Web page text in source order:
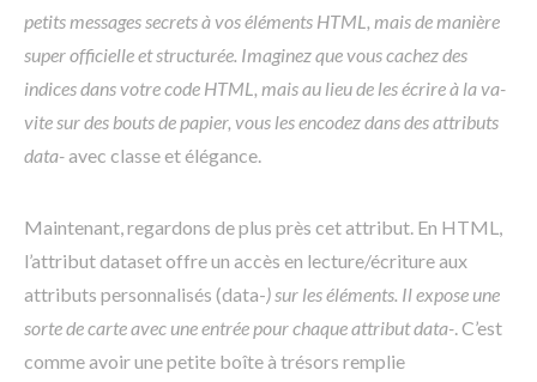
petits messages secrets à vos éléments HTML, mais de manière
super officielle et structurée. Imaginez que vous cachez des
indices dans votre code HTML, mais au lieu de les écrire à la va-
vite sur des bouts de papier, vous les encodez dans des attributs
data-avec classe et élégance.
Maintenant, regardons de plus près cet attribut. En HTML,
l’attribut dataset offre un accès en lecture/écriture aux
attributs personnalisés (data-) sur les éléments. Il expose une
sorte de carte avec une entrée pour chaque attribut data-. C’est
comme avoir une petite boîte à trésors remplie